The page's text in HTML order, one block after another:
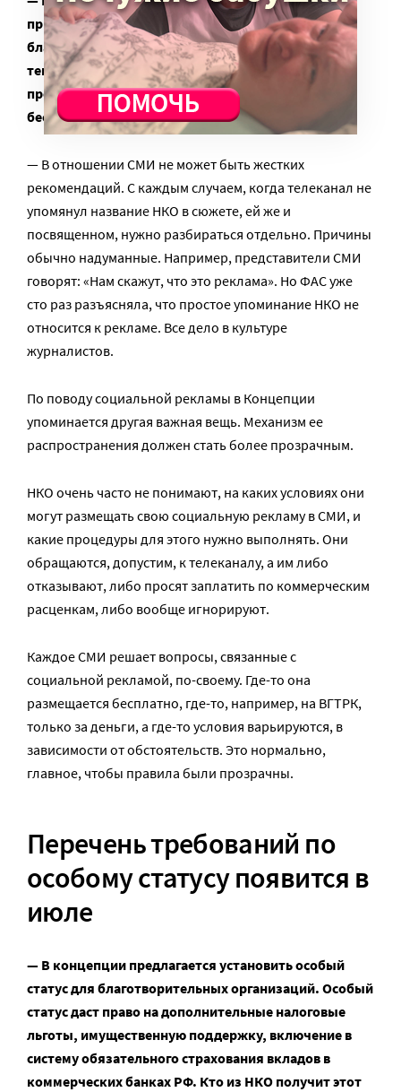
привлечения внимания СМИ к деятельности
благотворительных организаций. Телеканалы
теперь начнут упоминать названия НКО в своих
программах? Социальная реклама станет
бесплатной?
— В отношении СМИ не может быть жестких
рекомендаций. С каждым случаем, когда телеканал не
упомянул название НКО в сюжете, ей же и
посвященном, нужно разбираться отдельно. Причины
обычно надуманные. Например, представители СМИ
говорят: «Нам скажут, что это реклама». Но ФАС уже
сто раз разъясняла, что простое упоминание НКО не
относится к рекламе. Все дело в культуре
журналистов.
По поводу социальной рекламы в Концепции
упоминается другая важная вещь. Механизм ее
распространения должен стать более прозрачным.
НКО очень часто не понимают, на каких условиях они
могут размещать свою социальную рекламу в СМИ, и
какие процедуры для этого нужно выполнять. Они
обращаются, допустим, к телеканалу, а им либо
отказывают, либо просят заплатить по коммерческим
расценкам, либо вообще игнорируют.
Каждое СМИ решает вопросы, связанные с
социальной рекламой, по-своему. Где-то она
размещается бесплатно, где-то, например, на ВГТРК,
только за деньги, а где-то условия варьируются, в
зависимости от обстоятельств. Это нормально,
главное, чтобы правила были прозрачны.
Перечень требований по
особому статусу появится в
июле
— В концепции предлагается установить особый
статус для благотворительных организаций. Особый
статус даст право на дополнительные налоговые
льготы, имущественную поддержку, включение в
систему обязательного страхования вкладов в
коммерческих банках РФ. Кто из НКО получит этот